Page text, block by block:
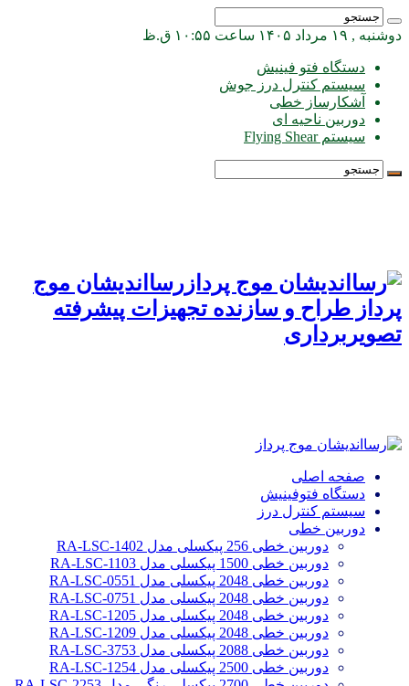
دوشنبه , ۱۹ مرداد ۱۴۰۵ ساعت ۱۰:۵۵ ق.ظ
دستگاه فتو فینیش
سیستم کنترل درز جوش
آشکارساز خطی
دوربین ناحیه ای
سیستم Flying Shear
رسااندیشان موج
پرداز طراح و سازنده تجهیزات پیشرفته
تصویربرداری
صفحه اصلی
دستگاه فتوفینیش
سیستم کنترل درز
دوربین خطی
دوربین خطی 256 پیکسلی مدل RA-LSC-1402
دوربین خطی 1500 پیکسلی مدل RA-LSC-1103
دوربین خطی 2048 پیکسلی مدل RA-LSC-0551
دوربین خطی 2048 پیکسلی مدل RA-LSC-0751
دوربین خطی 2048 پیکسلی مدل RA-LSC-1205
دوربین خطی 2048 پیکسلی مدل RA-LSC-1209
دوربین خطی 2088 پیکسلی مدل RA-LSC-3753
دوربین خطی 2500 پیکسلی مدل RA-LSC-1254